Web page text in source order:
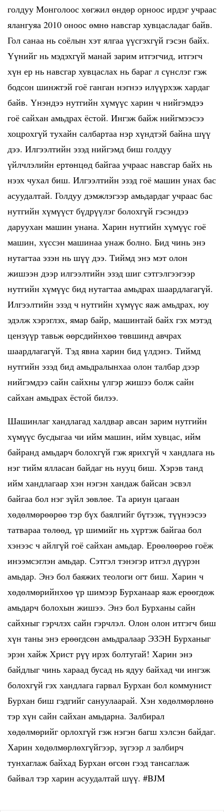
голдуу Монголоос хөгжил өндөр орноос ирдэг учраас
ялангуяа 2010 оноос өмнө навсгар хувцасладаг байв.
Гол санаа нь соёлын хэт ялгаа үүсгэхгүй гэсэн байх.
Үүнийг нь мэдэхгүй манай зарим итгэгчид, итгэгч
хүн ер нь навсгар хувцаслах нь бараг л сүнслэг гэж
бодсон шинжтэй гоё ганган нэгнээ илүүрхэж хардаг
байв. Үнэндээ нутгийн хүмүүс харин ч нийгэмдээ
гоё сайхан амьдрах ёстой. Ингэж байж нийгмээсээ
хоцрохгүй тухайн салбартаа нэр хүндтэй байна шүү
дээ. Илгээлтийн эзэд нийгэмд биш голдуу
үйлчлэлийн ертөнцөд байгаа учраас навсгар байх нь
нээх чухал биш. Илгээлтийн эзэд гоё машин унах бас
асуудалтай. Голдуу дэмжлэгээр амьдардаг учраас бас
нутгийн хүмүүст бүдрүүлэг болохгүй гэсэндээ
даруухан машин унана. Харин нутгийн хүмүүс гоё
машин, хүссэн машинаа унаж болно. Бид чинь энэ
нутагтаа эзэн нь шүү дээ. Тиймд энэ мэт олон
жишээн дээр илгээлтийн эзэд шиг сэтгэлгээгээр
нутгийн хүмүүс бид нутагтаа амьдрах шаардлагагүй.
Илгээлтийн эзэд ч нутгийн хүмүүс яаж амьдрах, юу
эдэлж хэрэглэх, ямар байр, машинтай байх гэх мэтэд
цензүүр тавьж өөрсдийнхөө төвшинд авчрах
шаардлагагүй. Тэд явна харин бид үлдэнэ. Тиймд
нутгийн эзэд бид амьдралынхаа олон талбар дээр
нийгэмдээ сайн сайхны үлгэр жишээ болж сайн
сайхан амьдрах ёстой билээ.
Шашинлаг хандлагад халдвар авсан зарим нутгийн
хүмүүс бусдыгаа чи ийм машин, ийм хувцас, ийм
байранд амьдарч болохгүй гэж ярихгүй ч хандлага нь
нэг тийм ялласан байдаг нь нууц биш. Хэрэв танд
ийм хандлагаар хэн нэгэн хандаж байсан эсвэл
байгаа бол нэг зүйл зөвлөе. Та ариун цагаан
хөдөлмөрөөрөө тэр бүх баялгийг бүтээж, түүнээсээ
татвараа төлөөд, үр шимийг нь хүртэж байгаа бол
хэнээс ч айлгүй гоё сайхан амьдар. Ерөөлөөрөө гоёж
инээмсэглэн амьдар. Сэтгэл тэнэгэр итгэл дүүрэн
амьдар. Энэ бол баяжих теологи огт биш. Харин ч
хөдөлмөрийнхөө үр шимээр Бурханаар яаж ерөөгдөж
амьдарч болохын жишээ. Энэ бол Бурханы сайн
сайхныг гэрчлэх сайн гэрчлэл. Олон олон итгэгч биш
хүн таны энэ ерөөгдсөн амьдралаар ЭЗЭН Бурханыг
эрэн хайж Христ рүү ирэх болтугай! Харин энэ
байдлыг чинь хараад бусад нь ядуу байхад чи ингэж
болохгүй гэх хандлага гарвал Бурхан бол коммунист
Бурхан биш гэдгийг сануулаарай. Хэн хөдөлмөрлөнө
тэр хүн сайн сайхан амьдарна. Залбирал
хөдөлмөрийг орлохгүй гэж нэгэн багш хэлсэн байдаг.
Харин хөдөлмөрлөхгүйгээр, зүгээр л залбирч
тунхаглаж байхад Бурхан өгсөн гээд тансаглаж
байвал тэр харин асуудалтай шүү. #BJM